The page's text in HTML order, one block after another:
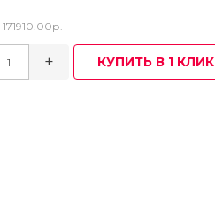
171910.00р.
+ КУПИТЬ В 1 КЛИК